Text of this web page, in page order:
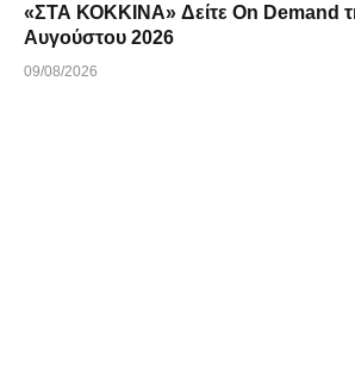
«ΣΤΑ ΚΟΚΚΙΝΑ» Δείτε On Demand
Αυγούστου 2026
09/08/2026